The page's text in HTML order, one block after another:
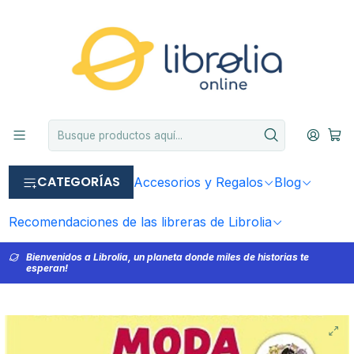
CATEGORÍAS Accesorios y Regalos Blog
Recomendaciones de las libreras de Librolia
Bienvenidos a Librolia, un planeta donde miles de historias te
esperan!